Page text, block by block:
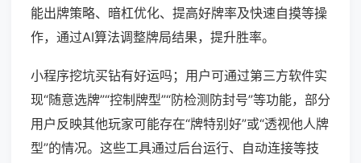
能出牌策略、暗杠优化、提高好牌率及快速自摸等操
作，通过AI算法调整牌局结果，提升胜率。
小程序挖坑买钻有好运吗；用户可通过第三方软件实
现“随意选牌”“控制牌型”“防检测防封号”等功能，部分
用户反映其他玩家可能存在“牌特别好”或“透视他人牌
型”的情况。这些工具通过后台运行、自动连接等技